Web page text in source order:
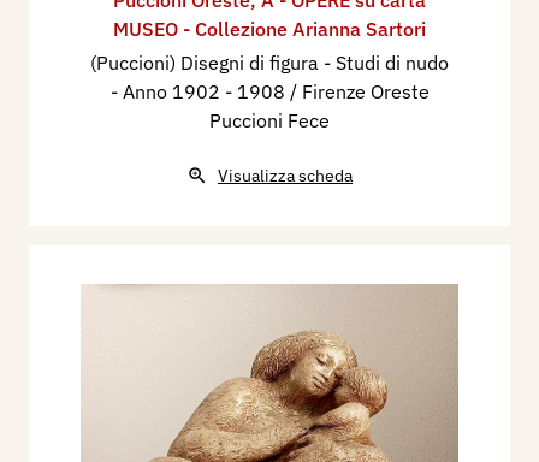
MUSEO - Collezione Arianna Sartori
(Puccioni) Disegni di figura - Studi di nudo
- Anno 1902 - 1908 / Firenze Oreste
Puccioni Fece
Visualizza scheda